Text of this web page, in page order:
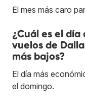
El mes más caro
¿Cuál es el
vuelos de
más bajos?
El día más
el domingo.